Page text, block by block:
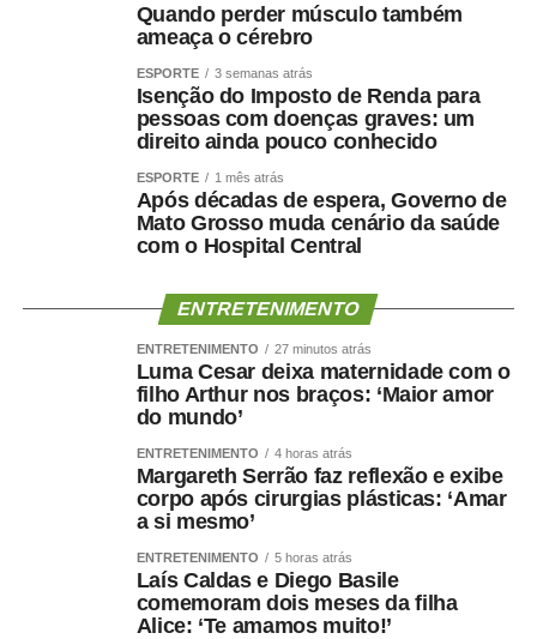
Quando perder músculo também
ameaça o cérebro
ESPORTE 3 semanas atrás
Isenção do Imposto de Renda para
pessoas com doenças graves: um
direito ainda pouco conhecido
ESPORTE 1 mês atrás
Após décadas de espera, Governo de
Mato Grosso muda cenário da saúde
com o Hospital Central
ENTRETENIMENTO
ENTRETENIMENTO 27 minutos atrás
Luma Cesar deixa maternidade com o
filho Arthur nos braços: ‘Maior amor
do mundo’
ENTRETENIMENTO 4 horas atrás
Margareth Serrão faz reflexão e exibe
corpo após cirurgias plásticas: ‘Amar
a si mesmo’
ENTRETENIMENTO 5 horas atrás
Laís Caldas e Diego Basile
comemoram dois meses da filha
Alice: ‘Te amamos muito!’